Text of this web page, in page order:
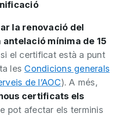
la renovació del
mínima de 15
el certificat està a punt
les Condicions generals
de l’AOC). A més,
certificats els
pot afectar els terminis